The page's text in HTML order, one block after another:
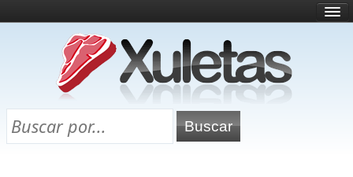
¿Qué es esto?
Directorio
Chuletas para exámenes